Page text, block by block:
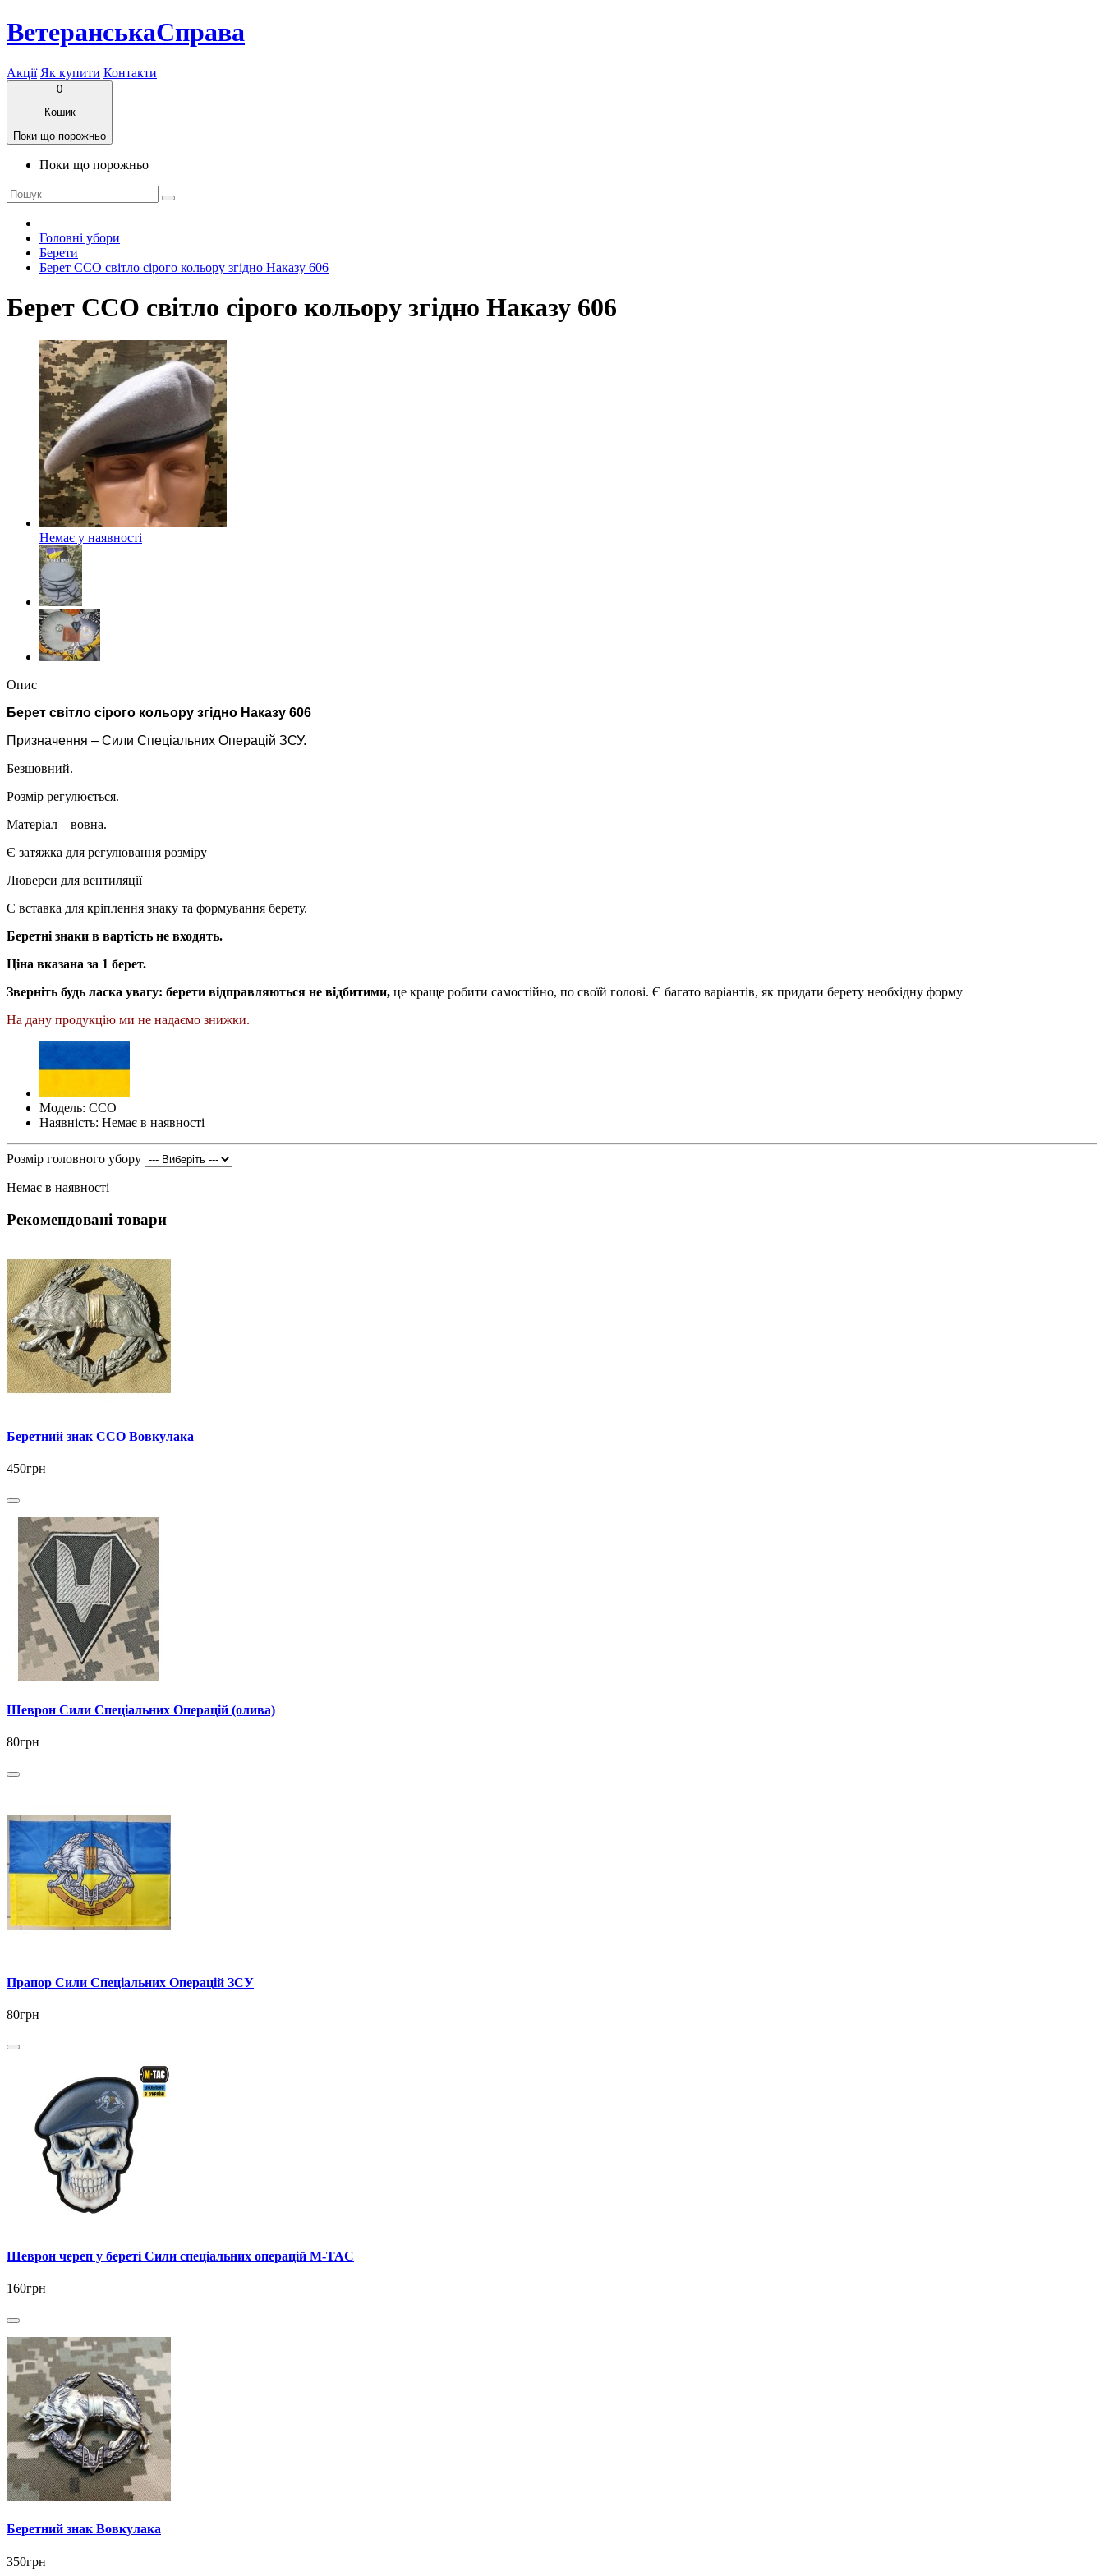
ВетеранськаСправа
Акції Як купити Контакти
0
Кошик
Поки що порожньо
Поки що порожньо
Головні убори
Берети
Берет ССО світло сірого кольору згідно Наказу 606
Берет ССО світло сірого кольору згідно Наказу 606
Немає у наявності
Опис
Берет світло сірого кольору згідно Наказу 606
Призначення – Сили Спеціальних Операцій ЗСУ.
Безшовний.
Розмір регулюється.
Матеріал – вовна.
Є затяжка для регулювання розміру
Люверси для вентиляції
Є вставка для кріплення знаку та формування берету.
Беретні знаки в вартість не входять.
Ціна вказана за 1 берет.
Зверніть будь ласка увагу: берети відправляються не відбитими, це краще робити самостійно, по своїй голові. Є багато варіантів, як придати берету необхідну форму
На дану продукцію ми не надаємо знижки.
Модель: ССО
Наявність: Немає в наявності
Розмір головного убору
Немає в наявності
Рекомендовані товари
Беретний знак ССО Вовкулака
450грн
Шеврон Сили Спеціальних Операцій (олива)
80грн
Прапор Сили Спеціальних Операцій ЗСУ
80грн
Шеврон череп у береті Сили спеціальних операцій M-TAC
160грн
Беретний знак Вовкулака
350грн